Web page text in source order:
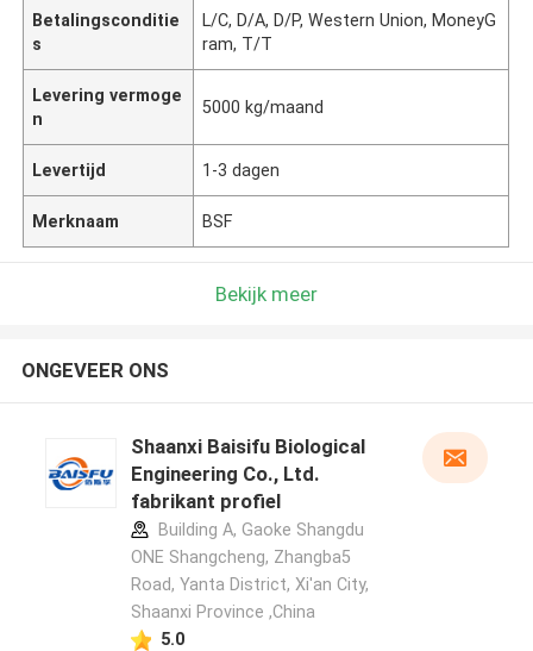
Betalingsconditie
s
L/C, D/A, D/P, Western Union, MoneyG
ram, T/T
Levering vermoge
n
5000 kg/maand
Levertijd 1-3 dagen
Merknaam BSF
Bekijk meer
ONGEVEER ONS
Shaanxi Baisifu Biological
Engineering Co., Ltd.
fabrikant profiel
Building A, Gaoke Shangdu
ONE Shangcheng, Zhangba5
Road, Yanta District, Xi'an City,
Shaanxi Province ,China
5.0